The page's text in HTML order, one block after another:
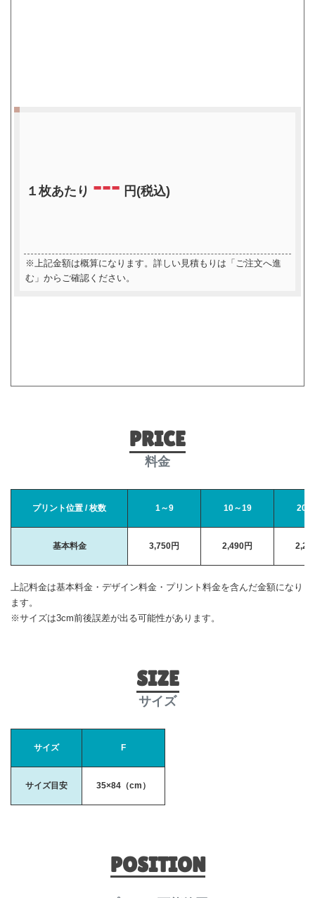
１枚あたり --- 円(税込)
※上記金額は概算になります。詳しい見積もりは「ご注文へ進
む」からご確認ください。
PRICE
料金
プリント位置 / 枚数 1～9 10～19 20
基本料金 3,750円 2,490円
上記料金は基本料金・デザイン料金・プリント料金を含んだ金額になり
ます。
※サイズは3cm前後誤差が出る可能性があります。
SIZE
サイズ
サイズ F
サイズ目安 35×84（cm）
POSITION